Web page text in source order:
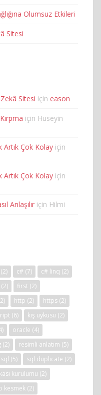
Olumsuz Etkileri
Sitesi
Sitesi için eason
için Huseyin
Artık Çok Kolay için
Artık Çok Kolay için
Anlaşılır için Hilmi
(2) c# (7) c# linq (2)
(2) first (2)
http (2) https (2)
(6) kış uykusu (2)
oracle (4)
(2) resimli anlatım (5)
sql (5) sql duplicate (2)
kurulumu (2)
kesmek (2)